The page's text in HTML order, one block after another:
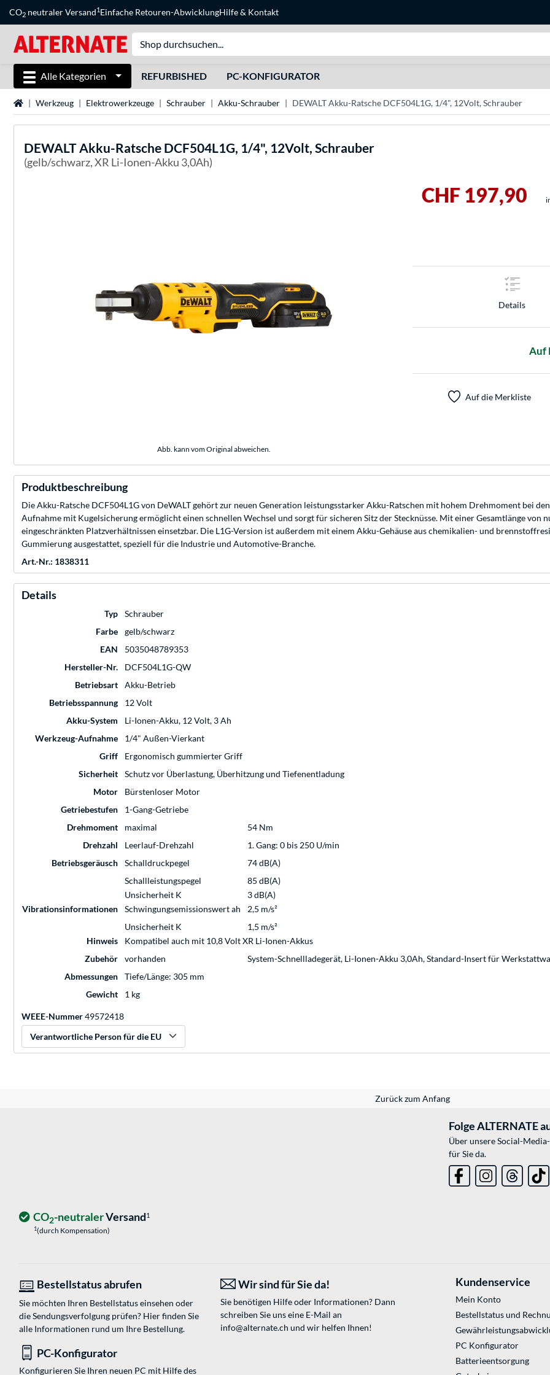
CO2 neutraler Versand1Einfache Retouren-AbwicklungHilfe& Kontakt
Alle Kategorien REFURBISHED PC-KONFIGURATOR
StartseiteWerkzeug Elektrowerkzeuge Schrauber Akku-Schrauber DEWALT Akku-Ratsche DCF504L1G, 1/4", 12Volt, Schrauber
DEWALTAkku-Ratsche DCF504L1G, 1/4", 12Volt, Schrauber
(gelb/schwarz, XR Li-Ionen-Akku 3,0Ah)
Abb. kann vom Original abweichen.
CHF 197,90
Details
Auf
Auf die Merkliste
Produktbeschreibung
Die Akku-Ratsche DCF504L1G von DeWALT gehört zur neuen Generation leistungsstarker Akku-Ratschen mit hohem Drehmoment bei
Aufnahme mit Kugelsicherung ermöglicht einen schnellen Wechsel und sorgt für sicheren Sitz der Stecknüsse. Mit einer Gesamtlänge von
eingeschränkten Platzverhältnissen einsetzbar. Die L1G-Version ist außerdem mit einem Akku-Gehäuse aus chemikalien- und
Gummierung ausgestattet, speziell für die Industrie und Automotive-Branche.
Art.-Nr.: 1838311
Details
Typ
Schrauber
Farbe
gelb/schwarz
EAN
5035048789353
Hersteller-Nr.
DCF504L1G-QW
Betriebsart
Akku-Betrieb
Betriebsspannung
12 Volt
Akku-System
Li-Ionen-Akku, 12 Volt, 3 Ah
Werkzeug-Aufnahme
1/4" Außen-Vierkant
Griff
Ergonomisch gummierter Griff
Sicherheit
Schutz vor Überlastung, Überhitzung und Tiefenentladung
Motor
Bürstenloser Motor
Getriebestufen
1-Gang-Getriebe
Drehmoment
maximal
54 Nm
Drehzahl
Leerlauf-Drehzahl
1. Gang: 0 bis 250 U/min
Betriebsgeräusch
Schalldruckpegel
74 dB(A)
Schallleistungspegel
85 dB(A)
Unsicherheit K
3 dB(A)
Vibrationsinformationen
Schwingungsemissionswert ah
2,5 m/s²
Unsicherheit K
1,5 m/s²
Hinweis
Kompatibel auch mit 10,8 Volt XR Li-Ionen-Akkus
Zubehör
vorhanden
System-Schnellladegerät, Li-Ionen-Akku 3,0Ah, Standard-Insert für
Abmessungen
Tiefe/Länge: 305 mm
Gewicht
1 kg
WEEE-Nummer49572418
Verantwortliche Person für die EU
Zurück zum Anfang
Folge ALTERNATE
Über unsere Social-
für Sie da.
CO2-neutralerVersand1
1(durch Kompensation)
Bestellstatus abrufen
Sie möchten Ihren Bestellstatus einsehen oder
die Sendungsverfolgung prüfen? Hier finden Sie
alle Informationen rund um Ihre Bestellung.
Wir sind für Sie da!
Sie benötigen Hilfe oder Informationen? Dann
schreiben Sie uns eine E-Mail an
info@alternate.ch und wir helfen Ihnen!
PC-Konfigurator
Konfigurieren Sie Ihren neuen PC mit Hilfe des
Kundenservice
Mein Konto
Bestellstatus und
PC Konfigurator
Batterieentsorgung